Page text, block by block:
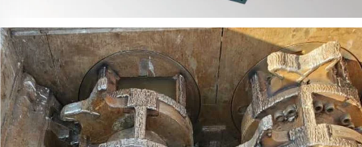
Nuestras placas de desgaste de carburo de cromo son
ampliamente utilizadas en la metalurgia, electricidad,
cemento, minería y otras industrias. Además del mercado
nacional, los productos se exportan a Canadá, Australia,
Madagascar, Corea del Sur, India, Nigeria, los Estados
Unidos...